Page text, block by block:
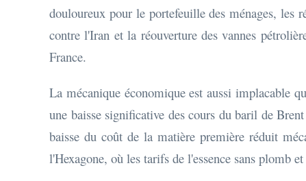
douloureux pour le portefeuille des ménages, les
contre l'Iran et la réouverture des vannes
France.
La mécanique économique est aussi implacable
une baisse significative des cours du baril de
baisse du coût de la matière première réduit
l'Hexagone, où les tarifs de l'essence sans plomb